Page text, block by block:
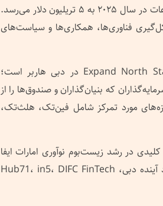
خواهد رسید و هزینه‌های جهانی فناوری اطلاعات در سال ۲۰۲۵ به ۵ تریلیون دلار می‌رسد.
فناوری‌ها، همکاری‌ها و سیاست‌های
یکی از جذاب‌ترین بخش‌های جیتکس، Expand North Star در دبی هاربر است؛
که بنیان‌گذاران و صندوق‌ها را از
حوزه‌های مورد تمرکز شامل فین‌تک، هلث‌تک،
در رشد زیست‌بوم نوآوری امارات ایفا
کرده و الهام‌بخش ایجاد نهادهایی چون بنیاد آینده دبی، Hub71، in5، DIFC FinTech